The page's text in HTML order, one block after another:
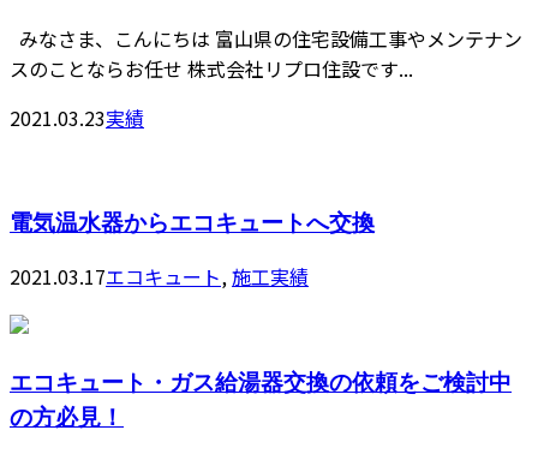
みなさま、こんにちは 富山県の住宅設備工事やメンテナン
スのことならお任せ 株式会社リプロ住設です...
2021.03.23実績
電気温水器からエコキュートへ交換
2021.03.17エコキュート,施工実績
エコキュート・ガス給湯器交換の依頼をご検討中
の方必見！